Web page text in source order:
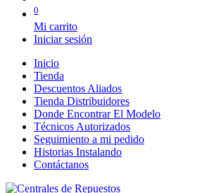
0
Mi carrito
Iniciar sesión
Inicio
Tienda
Descuentos Aliados
Tienda Distribuidores
Donde Encontrar El Modelo
Técnicos Autorizados
Seguimiento a mi pedido
Historias Instalando
Contáctanos